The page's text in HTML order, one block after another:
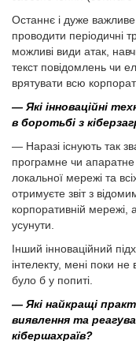
Останнє і дуже
проводити періодичні
можливі види атак,
текст повідомлень чи
врятувати всю
— Які інноваційні
в боротьбі з
— Наразі існують так
програмне чи
локальної мережі та
отримуєте звіт з
корпоративній мережі,
усунути.
Інший інноваційний
інтелекту, мені поки
було б у попиті.
— Які найкращі
виявлення та
кібершахраїв?